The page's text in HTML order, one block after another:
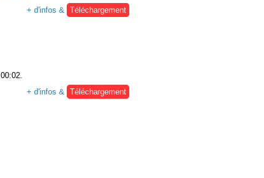
+ d'infos & Téléchargement
+ d'infos &
Téléchargement